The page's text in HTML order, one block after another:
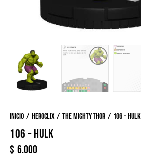
Inicio Heroclix The Mighty Thor 106 – Hulk
106 – HULK
$ 6.000